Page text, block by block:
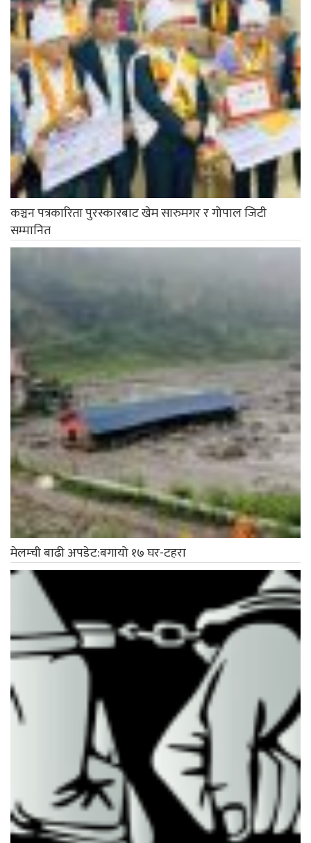
कञ्चन पत्रकारिता पुरस्कारबाट खेम सारुमगर र गोपाल जिटी
सम्मानित
मेलम्ची बाढी अपडेट:बगायो १७ घर-टहरा